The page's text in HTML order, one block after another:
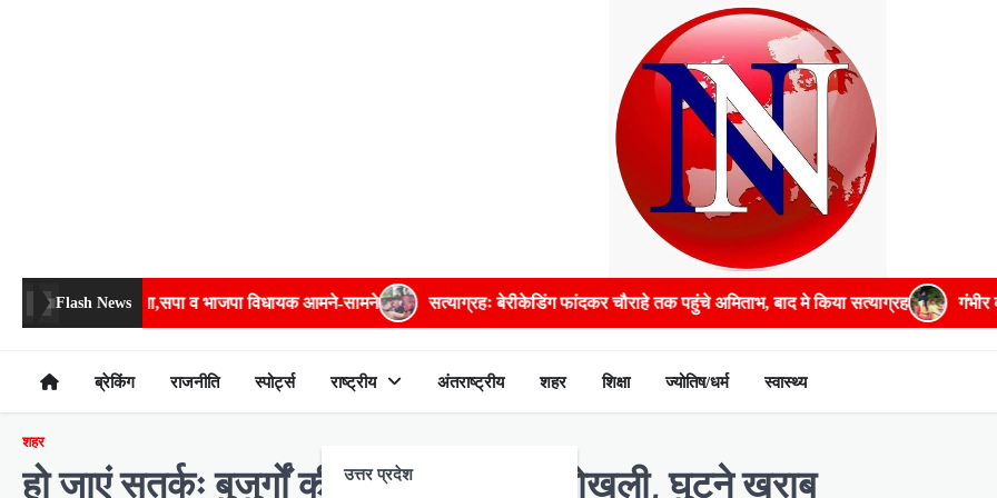
Flash News
आमने-सामने सत्याग्रहः बेरीकेडिंग फांदकर चौराहे तक पहुंचे अमिताभ, बाद मे किया सत्याग्रह गंभीर बीमारियों के इलाज में भरपूर मदद करेगी
ब्रेकिंग राजनीति स्पोर्ट्स राष्ट्रीय
उत्तर प्रदेश
अंतराष्ट्रीय शहर शिक्षा ज्योतिष/धर्म स्वास्थ्य
शहर
हो जाएं सतर्कः बुजुर्गों की हड्डियां हो रहीं खोखली, घुटने खराब